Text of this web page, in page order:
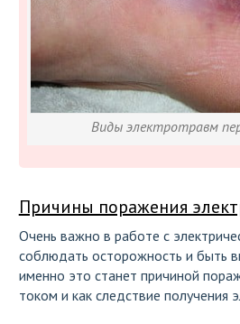
Виды электротравм
Причины поражения
Очень важно в работе с
соблюдать осторожность и быть
именно это станет причиной
током и как следствие получения